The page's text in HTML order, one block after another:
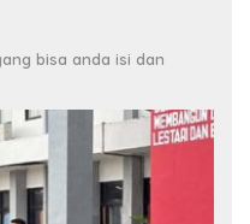
bisa anda isi dan